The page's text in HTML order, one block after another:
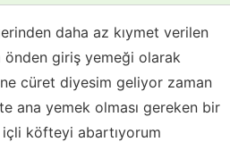
daha az kıymet verilen
önden giriş yemeği olarak
cüret diyesim geliyor zaman
ana yemek olması gereken bir
köfteyi abartıyorum